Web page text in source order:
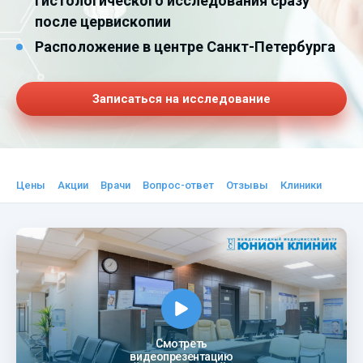
после цервископии
Расположение в центре Санкт-Петербурга
Записаться на исследование
Цены Акции Врачи Вопрос-ответ Отзывы Клиники
Смотреть
видеопрезентацию